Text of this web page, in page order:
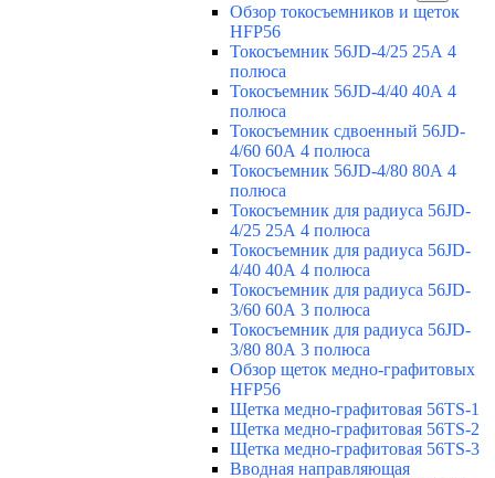
Обзор токосъемников и щеток
HFP56
Токосъемник 56JD-4/25 25А 4
полюса
Токосъемник 56JD-4/40 40А 4
полюса
Токосъемник сдвоенный 56JD-
4/60 60А 4 полюса
Токосъемник 56JD-4/80 80А 4
полюса
Токосъемник для радиуса 56JD-
4/25 25А 4 полюса
Токосъемник для радиуса 56JD-
4/40 40А 4 полюса
Токосъемник для радиуса 56JD-
3/60 60А 3 полюса
Токосъемник для радиуса 56JD-
3/80 80А 3 полюса
Обзор щеток медно-графитовых
HFP56
Щетка медно-графитовая 56TS-1
Щетка медно-графитовая 56TS-2
Щетка медно-графитовая 56TS-3
Вводная направляющая